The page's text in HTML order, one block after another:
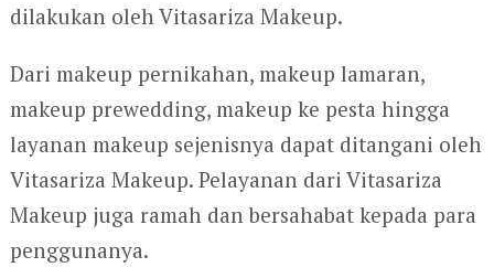
dilakukan oleh Vitasariza Makeup.
Dari makeup pernikahan, makeup lamaran,
makeup prewedding, makeup ke pesta hingga
layanan makeup sejenisnya dapat ditangani oleh
Vitasariza Makeup. Pelayanan dari Vitasariza
Makeup juga ramah dan bersahabat kepada para
penggunanya.